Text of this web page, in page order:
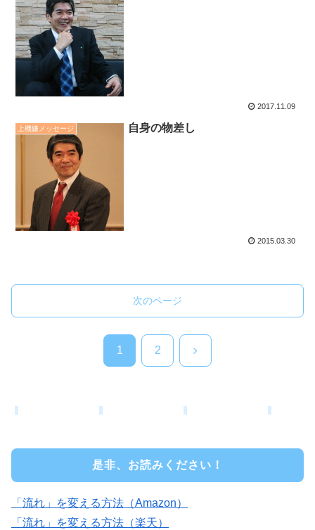
2017.11.09
上機嫌メッセージ 自身の物差し
2015.03.30
次のページ
1 2 次
是非、お読みください！
「流れ」を変える方法（Amazon）
「流れ」を変える方法（楽天）